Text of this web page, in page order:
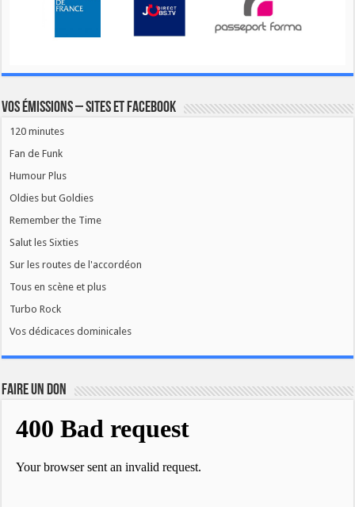
Vos émissions – Sites et Facebook
120 minutes
Fan de Funk
Humour Plus
Oldies but Goldies
Remember the Time
Salut les Sixties
Sur les routes de l'accordéon
Tous en scène et plus
Turbo Rock
Vos dédicaces dominicales
FAIRE UN DON